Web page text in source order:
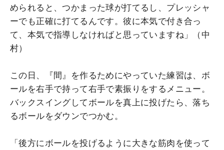
められると、つかまった球が打てるし、プレッシャ
ーでも正確に打てるんです。彼に本気で付き合っ
て、本気で指導しなければと思っていますね」（中
村）
この日、『間』を作るためにやっていた練習は、ボ
ールを右手で持って右手で素振りをするメニュー。
バックスイングしてボールを真上に投げたら、落ち
るボールをダウンでつかむ。
「後方にボールを投げるように大きな筋肉を使って